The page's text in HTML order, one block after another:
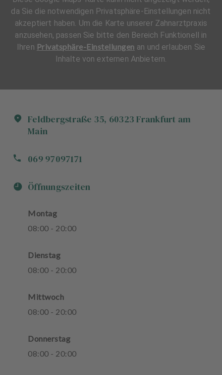
Feldbergstraße 35, 60323 Frankfurt am
Main
069 97097171
Öffnungszeiten
Montag
08:00 - 20:00
Dienstag
08:00 - 20:00
Mittwoch
08:00 - 20:00
Donnerstag
08:00 - 20:00
da Sie die notwendigen Privatsphäre-Einstellungen nicht
akzeptiert haben. Um die Karte unserer Zahnarztpraxis
anzusehen, passen Sie bitte den Bereich Funktionell in
Ihren Privatsphäre-Einstellungen an und erlauben Sie
Inhalte von externen Anbietern.